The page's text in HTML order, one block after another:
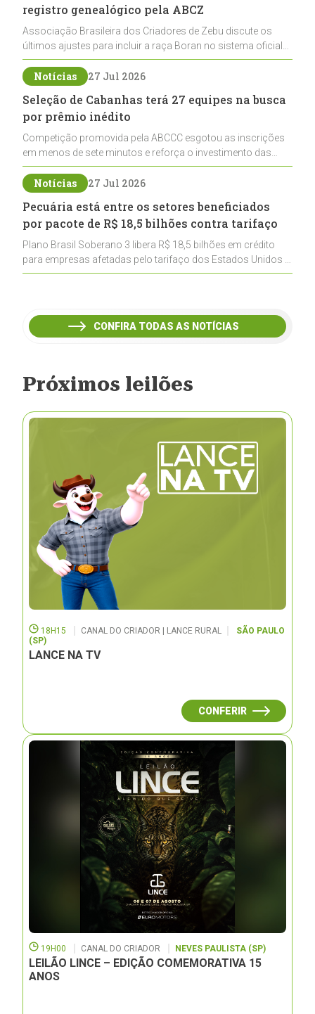
registro genealógico pela ABCZ
Associação Brasileira dos Criadores de Zebu discute os
últimos ajustes para incluir a raça Boran no sistema oficial
de registros, abrindo caminho para sua expansão na
pecuária nacional
Notícias 27 Jul 2026
Seleção de Cabanhas terá 27 equipes na busca
por prêmio inédito
Competição promovida pela ABCCC esgotou as inscrições
em menos de sete minutos e reforça o investimento das
cabanhas na seleção genética de Cavalos Crioulos voltados
ao laço
Notícias 27 Jul 2026
Pecuária está entre os setores beneficiados
por pacote de R$ 18,5 bilhões contra tarifaço
Plano Brasil Soberano 3 libera R$ 18,5 bilhões em crédito
para empresas afetadas pelo tarifaço dos Estados Unidos e
inclui a pecuária entre os setores estratégicos
CONFIRA TODAS AS NOTÍCIAS
Próximos leilões
18H15 CANAL DO CRIADOR | LANCE RURAL
SÃO PAULO
(SP)
LANCE NA TV
CONFERIR
19H00 CANAL DO CRIADOR NEVES PAULISTA (SP)
LEILÃO LINCE – EDIÇÃO COMEMORATIVA 15
ANOS